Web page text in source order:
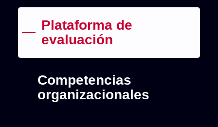
Plataforma de
evaluación
Competencias
organizacionales